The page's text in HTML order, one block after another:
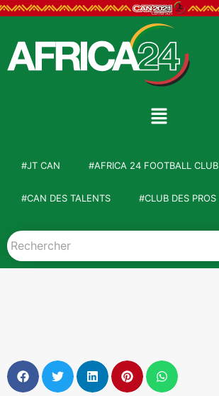
#JT CAN #AFRICA 24 FOOTBALL CLUB
#CAN DES TALENTS #CLUB DES PROS